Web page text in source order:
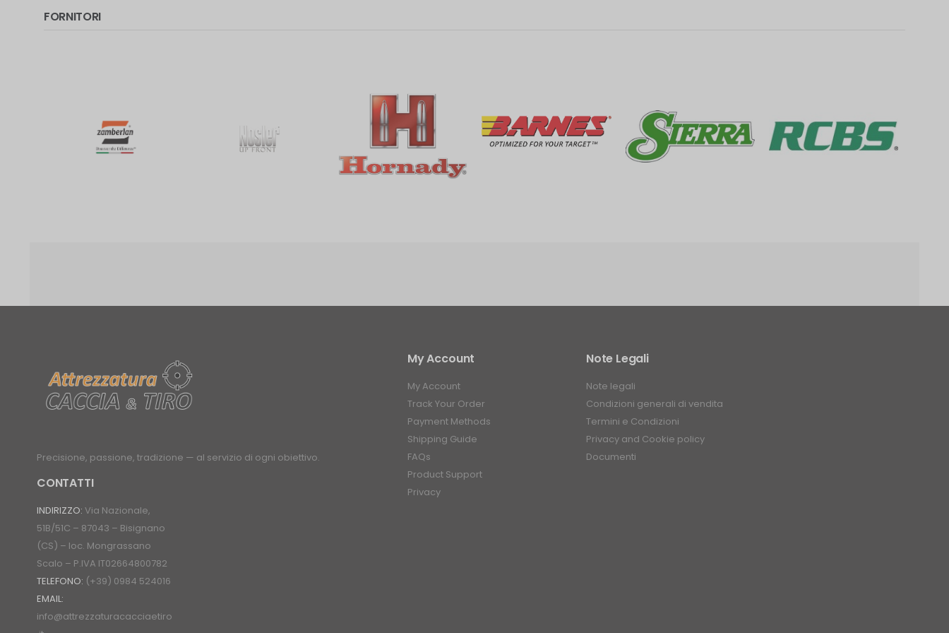
FORNITORI
Precisione, passione, tradizione — al servizio di ogni obiettivo.
CONTATTI
INDIRIZZO: Via Nazionale,
51B/51C – 87043 – Bisignano
(CS) – loc. Mongrassano
Scalo – P.IVA IT02664800782
TELEFONO: (+39) 0984 524016
EMAIL:
info@attrezzaturacacciaetiro
My Account
My Account
Track Your Order
Payment Methods
Shipping Guide
FAQs
Product Support
Privacy
Note Legali
Note legali
Condizioni generali di vendita
Termini e Condizioni
Privacy and Cookie policy
Documenti